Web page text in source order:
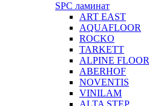
SPC ламинат
ART EAST
AQUAFLOOR
ROCKO
TARKETT
ALPINE FLOOR
ABERHOF
NOVENTIS
VINILAM
ALTA STEP